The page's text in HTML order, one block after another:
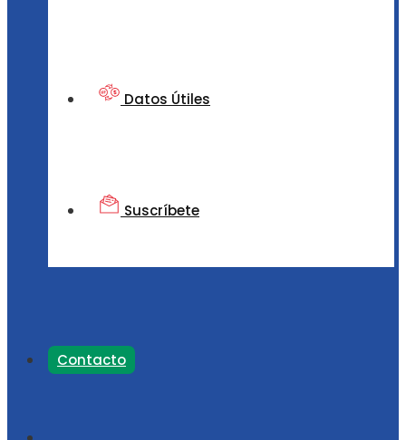
Datos Útiles
Suscríbete
Contacto